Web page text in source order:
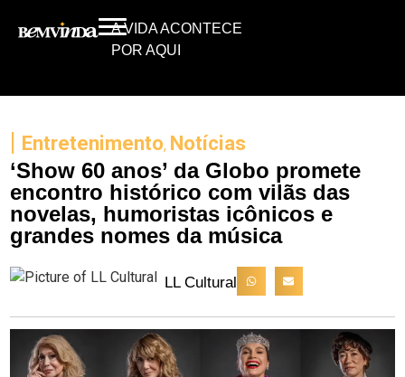
A VIDA ACONTECE
POR AQUI
| Entretenimento, Notícias
‘Show 60 anos’ da Globo promete
encontro histórico com vilãs das
novelas, humoristas icônicos e
grandes nomes da música
LL Cultural